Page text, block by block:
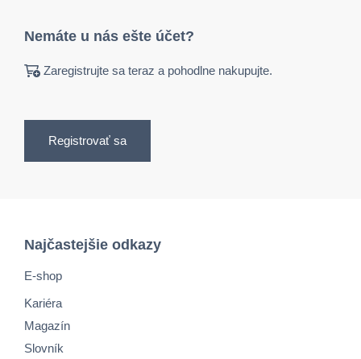
Nemáte u nás ešte účet?
Zaregistrujte sa teraz a pohodlne nakupujte.
Registrovať sa
Najčastejšie odkazy
E-shop
Kariéra
Magazín
Slovník